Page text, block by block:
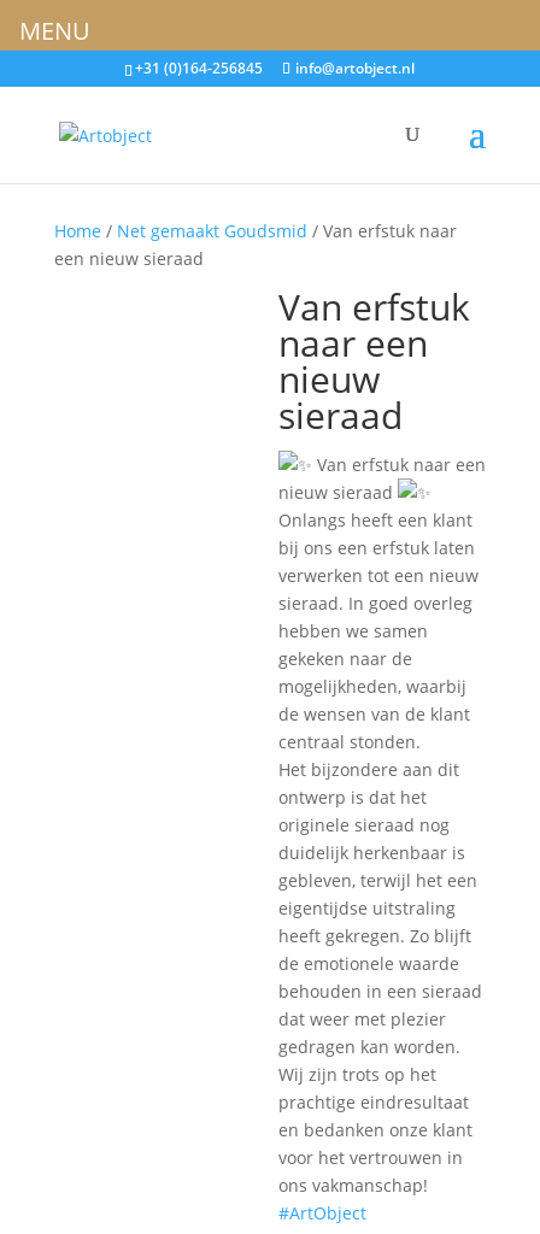
+31 (0)164-256845 info@artobject.nl
Home / Net gemaakt Goudsmid / Van erfstuk naar
een nieuw sieraad
Van erfstuk
naar een
nieuw
sieraad
Van erfstuk naar een
nieuw sieraad
Onlangs heeft een klant
bij ons een erfstuk laten
verwerken tot een nieuw
sieraad. In goed overleg
hebben we samen
gekeken naar de
mogelijkheden, waarbij
de wensen van de klant
centraal stonden.
Het bijzondere aan dit
ontwerp is dat het
originele sieraad nog
duidelijk herkenbaar is
gebleven, terwijl het een
eigentijdse uitstraling
heeft gekregen. Zo blijft
de emotionele waarde
behouden in een sieraad
dat weer met plezier
gedragen kan worden.
Wij zijn trots op het
prachtige eindresultaat
en bedanken onze klant
voor het vertrouwen in
ons vakmanschap!
#ArtObject
MENU